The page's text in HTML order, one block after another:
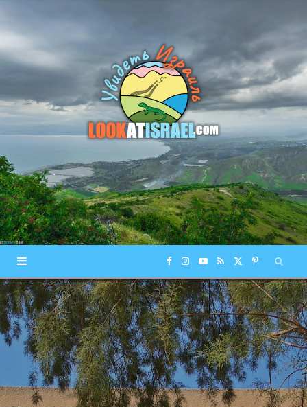
F
a
c
e
b
I
n
s
t
a
Y
o
u
T
u
R
S
S
(
T
w
i
P
i
n
t
e